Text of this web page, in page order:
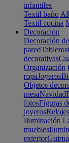
infantiles
Textil baño
Textil cocina
Decoración
Decoración
paredTableros
decorativas
Organización
ropaJoyeros
Objetos
mesaNavidad
fotosFiguras
joyerosRelojes
Iluminación
muebles
exterior